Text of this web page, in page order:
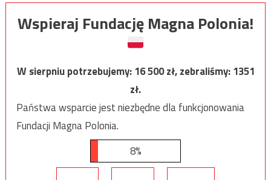
Wspieraj Fundację Magna Polonia!
W sierpniu potrzebujemy:16 500zł, zebraliśmy:1351
zł.
Państwa wsparcie jest niezbędne dla funkcjonowania
Fundacji Magna Polonia.
8%